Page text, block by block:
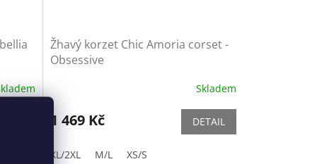
Žhavý korzet Chic Amoria corset -
Obsessive
Skladem
1 469 Kč DETAIL
XL/2XL M/L XS/S